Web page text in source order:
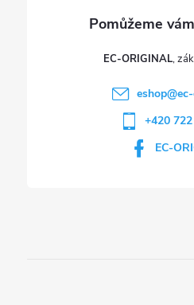
EC-ORIGINAL
eshop@
+420
EC-